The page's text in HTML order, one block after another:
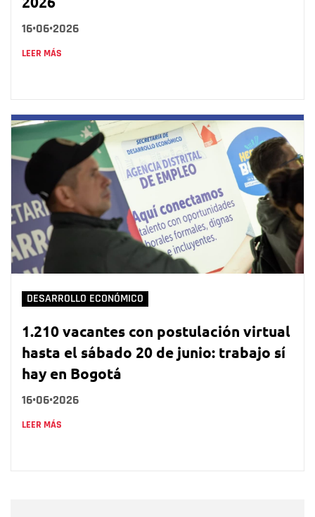
16•06•2026
LEER MÁS
DESARROLLO ECONÓMICO
1.210 vacantes con postulación virtual
hasta el sábado 20 de junio: trabajo sí
hay en Bogotá
16•06•2026
LEER MÁS